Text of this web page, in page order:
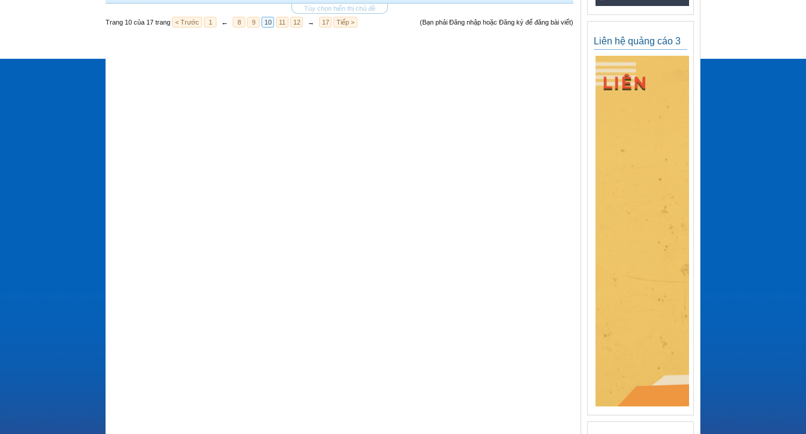
Tùy chọn hiển thị chủ đề
(Bạn phải Đăng nhập hoặc Đăng ký để đăng bài viết)
Trang 10 của 17 trang < Trước 1 ← 8 9 10 11 12 → 17 Tiếp >
Liên hệ quảng cáo 3